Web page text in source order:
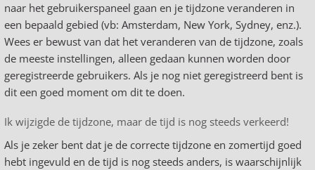
naar het gebruikerspaneel gaan en je tijdzone veranderen in
een bepaald gebied (vb: Amsterdam, New York, Sydney, enz.).
Wees er bewust van dat het veranderen van de tijdzone, zoals
de meeste instellingen, alleen gedaan kunnen worden door
geregistreerde gebruikers. Als je nog niet geregistreerd bent is
dit een goed moment om dit te doen.
Ik wijzigde de tijdzone, maar de tijd is nog steeds verkeerd!
Als je zeker bent dat je de correcte tijdzone en zomertijd goed
hebt ingevuld en de tijd is nog steeds anders, is waarschijnlijk